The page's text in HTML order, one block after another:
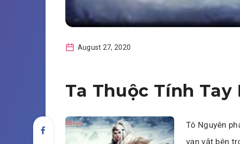
August 27, 2020
Ta Thuộc Tính Tay
Tô Nguyên
vạn vật bên